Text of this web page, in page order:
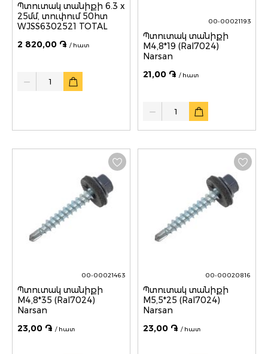
Պտուտակ տանիքի 6.3 x
25մմ, տուփում 50հտ
WJSS6302521 TOTAL
2 820,00 ֏ / հատ
00-00021193
Պտուտակ տանիքի
M4,8*19 (Ral7024)
Narsan
21,00 ֏ / հատ
Quantity
00-00021463
Պտուտակ տանիքի
M4,8*35 (Ral7024)
Narsan
23,00 ֏ / հատ
00-00020816
Պտուտակ տանիքի
M5,5*25 (Ral7024)
Narsan
23,00 ֏ / հատ